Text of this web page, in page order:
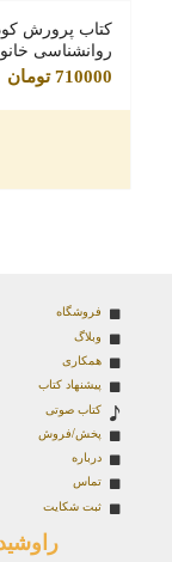
کتاب پرورش
روانشناسی
710000 تومان
فروشگاه
وبلاگ
همکاری
پیشنهاد کتاب
کتاب صوتی
پخش/فروش
درباره
تماس
ثبت شکایت